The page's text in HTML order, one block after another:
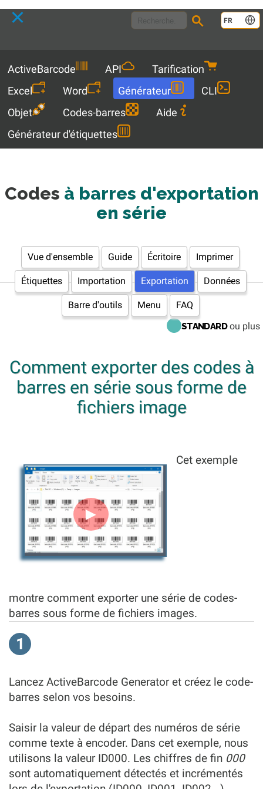
FR
ActiveBarcode API
Tarification
Excel
Word Générateur
CLI
Objet
Codes-barres
Aide
Générateur d'étiquettes
Codes à barres d'exportation
en série
Vue d'ensemble Guide Écritoire Imprimer
Étiquettes Importation Exportation Données
Barre d'outils Menu FAQ
STANDARDou plus
Comment exporter des codes à
barres en série sous forme de
fichiers image
►
Cet exemple
montre comment exporter une série de codes-
barres sous forme de fichiers images.
1
Lancez ActiveBarcode Generator et créez le code-
barres selon vos besoins.
Saisir la valeur de départ des numéros de série
comme texte à encoder. Dans cet exemple, nous
utilisons la valeur ID000. Les chiffres de fin 000
sont automatiquement détectés et incrémentés